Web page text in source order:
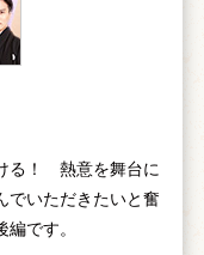
る！ 熱意を舞台に
でいただきたいと奮
です。